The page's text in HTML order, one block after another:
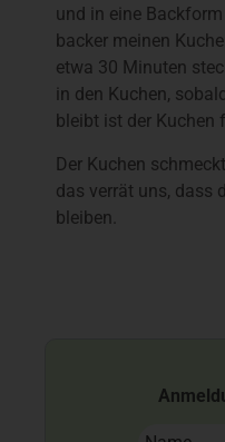
und in eine
backer meinen
etwa 30 Minuten
in den Kuchen,
bleibt ist der Kuchen
Der Kuchen
das verrät uns, dass
bleiben.